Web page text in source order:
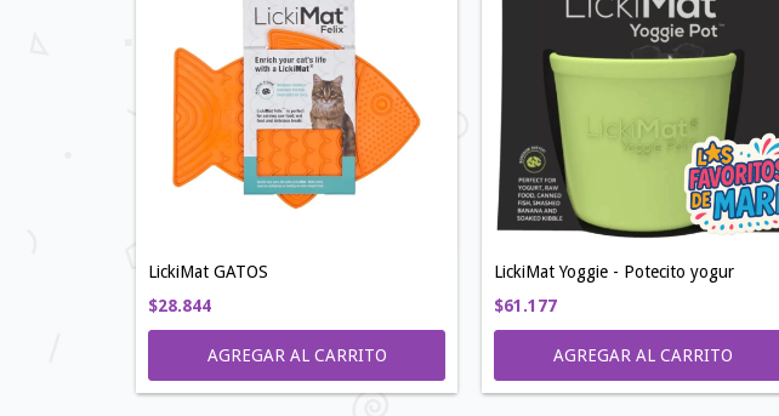
LickiMat GATOS
$28.844
LickiMat Yoggie - Potecito yogur
$61.177